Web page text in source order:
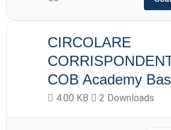
CIRCOLARE
COB Academy
4.00 KB 2 Downloads